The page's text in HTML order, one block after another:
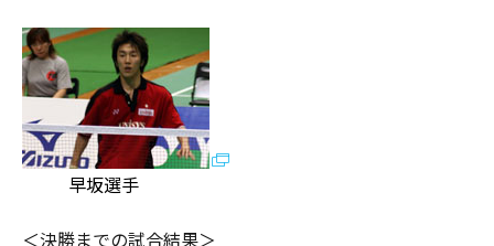
早坂選手
＜決勝までの試合結果＞